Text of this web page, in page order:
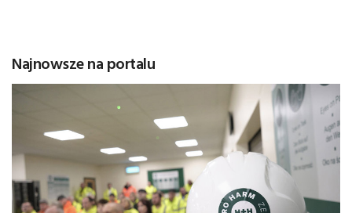
Najnowsze na portalu